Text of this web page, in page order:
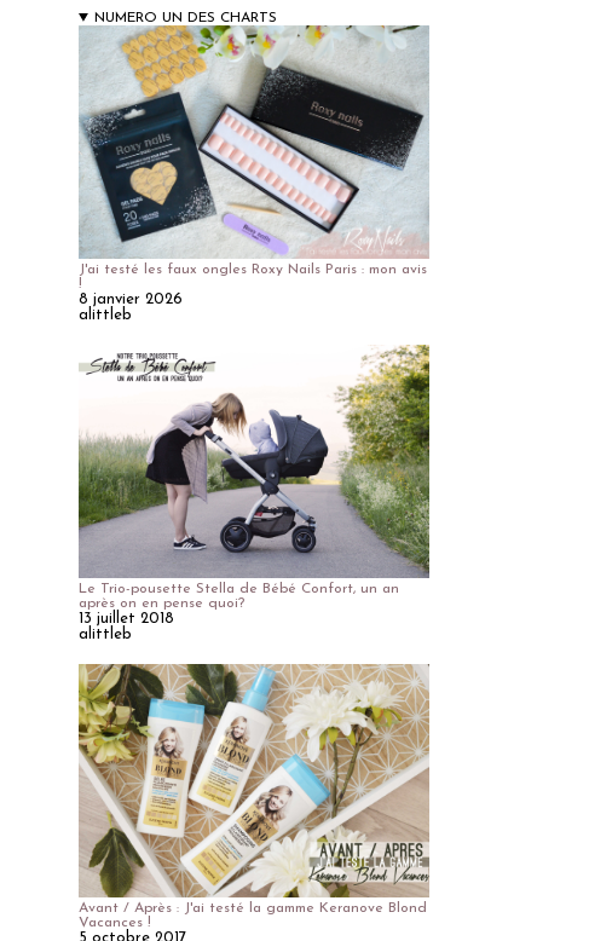
NUMERO UN DES CHARTS
J'ai testé les faux ongles Roxy Nails Paris : mon avis
!
8 janvier 2026
alittleb
Le Trio-pousette Stella de Bébé Confort, un an
après on en pense quoi?
13 juillet 2018
alittleb
Avant / Après : J'ai testé la gamme Keranove Blond
Vacances !
5 octobre 2017